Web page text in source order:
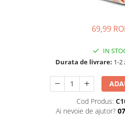
69,99
IN
Durata de livrare: 1-2
Cod Produs:
Ai nevoie de ajutor?